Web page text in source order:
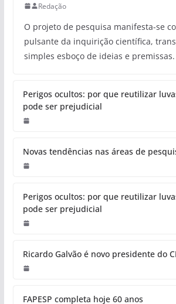
Redação
O projeto de pesquisa manifesta-se
pulsante da inquirição científica,
simples esboço de ideias e premissas.
Perigos ocultos: por que reutilizar
pode ser prejudicial
Novas tendências nas áreas de
Perigos ocultos: por que reutilizar
pode ser prejudicial
Ricardo Galvão é novo presidente do
FAPESP completa hoje 60 anos